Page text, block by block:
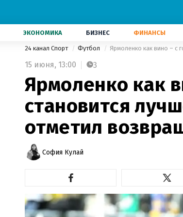
ЭКОНОМИКА БИЗНЕС ФИНАНСЫ
24 канал Спорт Футбол Ярмоленко как вино – с
15 июня, 13:00 3
Ярмоленко как
становится
отметил
София Кулай